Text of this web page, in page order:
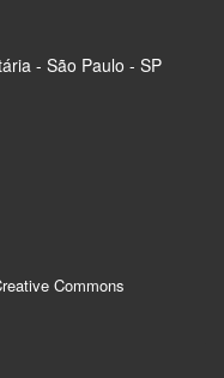
- São Paulo - SP
Commons